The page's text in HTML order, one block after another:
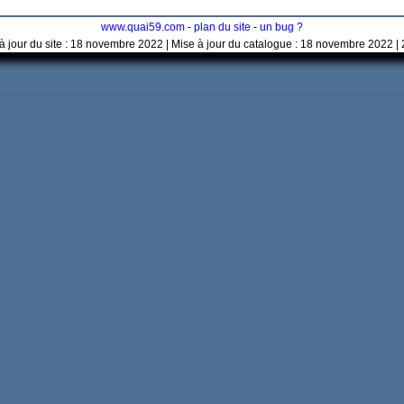
www.quai59.com - plan du site - un bug ?
jour du site : 18 novembre 2022 | Mise à jour du catalogue : 18 novembre 2022 |